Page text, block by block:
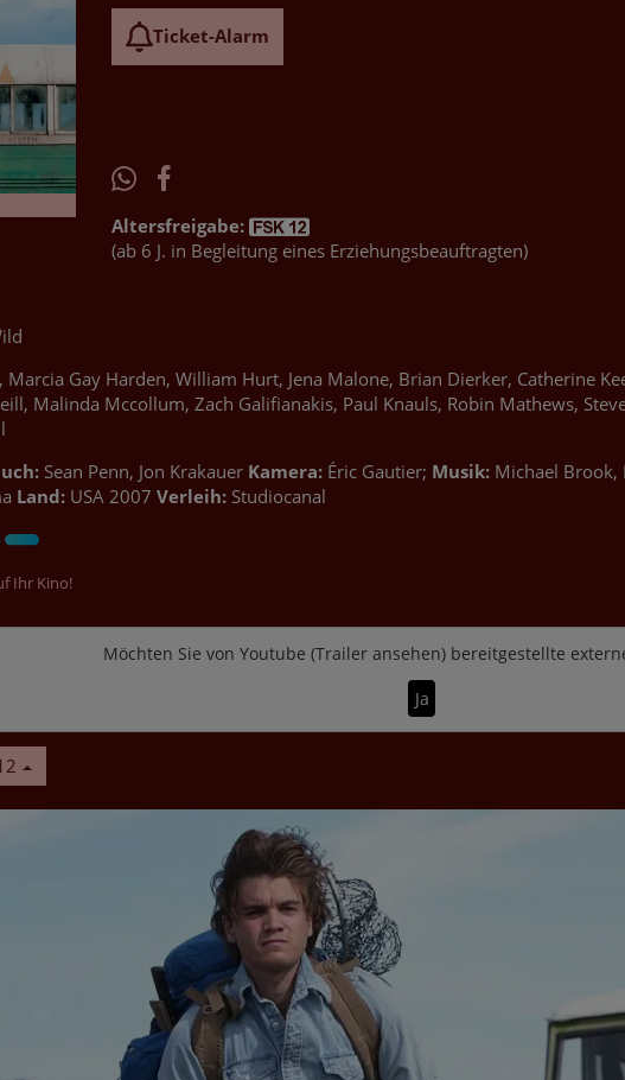
Ticket-Alarm
Altersfreigabe:
(ab 6 J. in Begleitung eines Erziehungsbeauftragten)
Marcia Gay Harden, William Hurt, Jena Malone, Brian Dierker, Catherine
Malinda Mccollum, Zach Galifianakis, Paul Knauls, Robin Mathews,
Sean Penn, Jon Krakauer Kamera: Éric Gautier; Musik: Michael Brook,
Land: USA 2007 Verleih: Studiocanal
Ihr Kino!
Möchten Sie von Youtube (Trailer ansehen) bereitgestellte
Ja